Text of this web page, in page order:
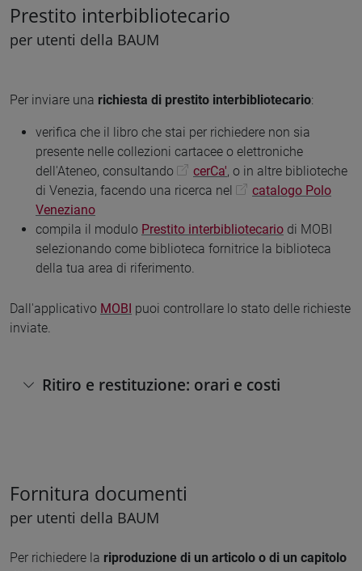
Prestito interbibliotecario
per utenti della BAUM
Per inviare una richiesta di prestito interbibliotecario:
verifica che il libro che stai per richiedere non sia
presente nelle collezioni cartacee o elettroniche
dell'Ateneo, consultando
cerCa', o in altre biblioteche
di Venezia, facendo una ricerca nel
catalogo Polo
Veneziano
compila il modulo Prestito interbibliotecario di MOBI
selezionando come biblioteca fornitrice la biblioteca
della tua area di riferimento.
Dall'applicativo MOBI puoi controllare lo stato delle richieste
inviate.
Ritiro e restituzione: orari e costi
Fornitura documenti
per utenti della BAUM
Per richiedere la riproduzione di un articolo o di un capitolo